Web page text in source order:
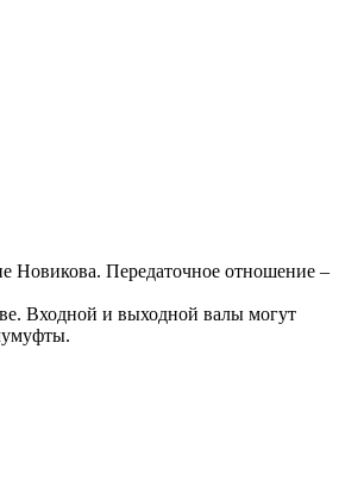
Новикова. Передаточное отношение –
Входной и выходной валы могут